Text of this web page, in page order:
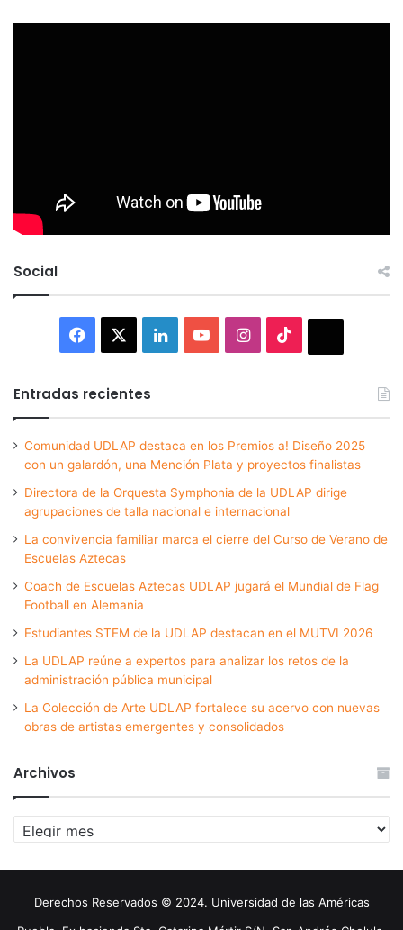
Social
Facebook LinkedInYouTubeInstagram
Entradas recientes
Comunidad UDLAP destaca en los Premios a! Diseño 2025
con un galardón, una Mención Plata y proyectos finalistas
Directora de la Orquesta Symphonia de la UDLAP dirige
agrupaciones de talla nacional e internacional
La convivencia familiar marca el cierre del Curso de Verano de
Escuelas Aztecas
Coach de Escuelas Aztecas UDLAP jugará el Mundial de Flag
Football en Alemania
Estudiantes STEM de la UDLAP destacan en el MUTVI 2026
La UDLAP reúne a expertos para analizar los retos de la
administración pública municipal
La Colección de Arte UDLAP fortalece su acervo con nuevas
obras de artistas emergentes y consolidados
Archivos
Archivos
Derechos Reservados © 2024. Universidad de las Américas